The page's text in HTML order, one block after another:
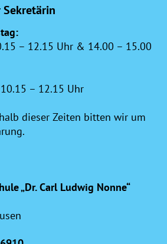
Sekretärin
– 12.15 Uhr & 14.00 – 15.00
– 12.15 Uhr
dieser Zeiten bitten wir um
„Dr. Carl Ludwig Nonne“